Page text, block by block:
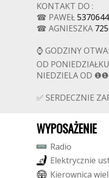
KONTAKT DO :
☎ PAWEŁ
☎ AGNIESZKA
⌚ GODZINY
OD
NIEDZIELA OD
✅ SERDECZNIE
WYPOSAŻENIE
Radio
Elektrycznie us
Kierownica wiel